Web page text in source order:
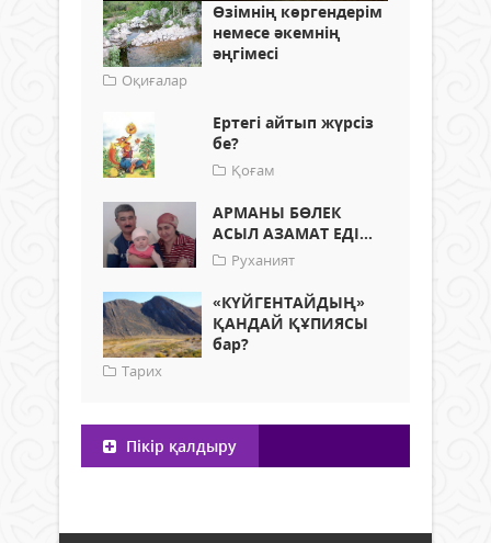
Өзімнің көргендерім
немесе әкемнің
әңгімесі
Оқиғалар
Ертегі айтып жүрсіз
бе?
Қоғам
АРМАНЫ БӨЛЕК
АСЫЛ АЗАМАТ ЕДІ...
Руханият
«КҮЙГЕНТАЙДЫҢ»
ҚАНДАЙ ҚҰПИЯСЫ
бар?
Тарих
Пікір қалдыру